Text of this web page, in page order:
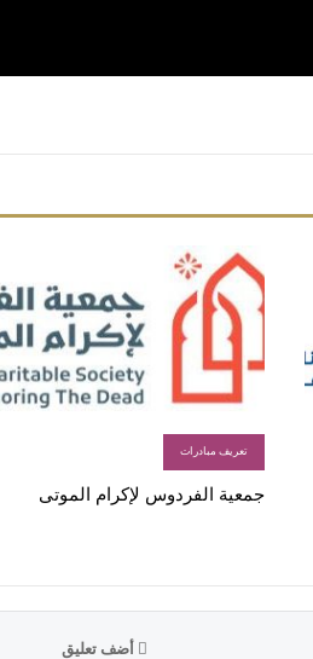
تعريف مبادرات
جمعية الفردوس لإكرام الموتى
أضف تعليق